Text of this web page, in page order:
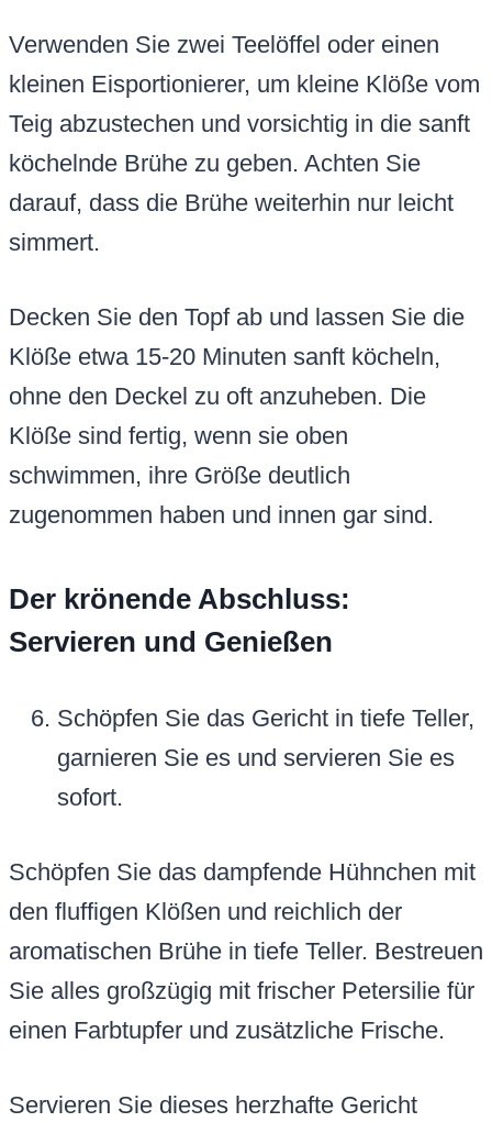
Verwenden Sie zwei Teelöffel oder einen
kleinen Eisportionierer, um kleine Klöße vom
Teig abzustechen und vorsichtig in die sanft
köchelnde Brühe zu geben. Achten Sie
darauf, dass die Brühe weiterhin nur leicht
simmert.
Decken Sie den Topf ab und lassen Sie die
Klöße etwa 15-20 Minuten sanft köcheln,
ohne den Deckel zu oft anzuheben. Die
Klöße sind fertig, wenn sie oben
schwimmen, ihre Größe deutlich
zugenommen haben und innen gar sind.
Der krönende Abschluss:
Servieren und Genießen
Schöpfen Sie das Gericht in tiefe Teller,
garnieren Sie es und servieren Sie es
sofort.
Schöpfen Sie das dampfende Hühnchen mit
den fluffigen Klößen und reichlich der
aromatischen Brühe in tiefe Teller. Bestreuen
Sie alles großzügig mit frischer Petersilie für
einen Farbtupfer und zusätzliche Frische.
Servieren Sie dieses herzhafte Gericht